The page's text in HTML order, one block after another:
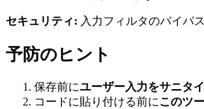
セキュリティ: 入力フィルタのバイパ
予防のヒント
保存前にユーザー入力をサニタ
コードに貼り付ける前にこのツ